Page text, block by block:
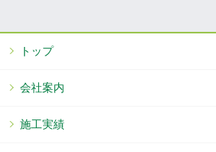
トップ
会社案内
施工実績